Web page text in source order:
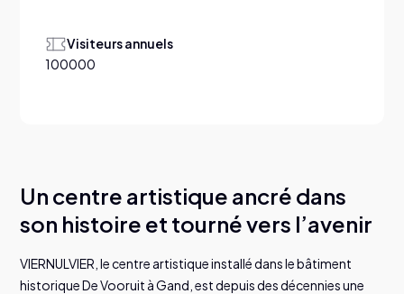
Visiteurs annuels
100000
Un centre artistique ancré dans
son histoire et tourné vers l’avenir
VIERNULVIER, le centre artistique installé dans le bâtiment
historique De Vooruit à Gand, est depuis des décennies une